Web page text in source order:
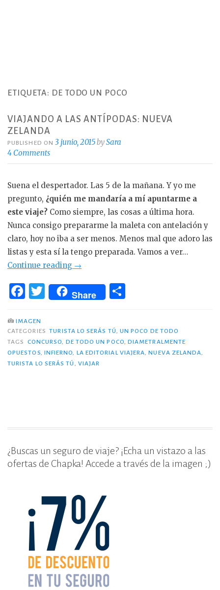
ETIQUETA: DE TODO UN POCO
VIAJANDO A LAS ANTÍPODAS: NUEVA
ZELANDA
PUBLISHED ON3 junio, 2015bySara
4 Comments
Suena el despertador. Las 5 de la mañana. Y yo me
pregunto, ¿quién me mandaría a mí apuntarme a
este viaje? Como siempre, las cosas a última hora.
Nunca consigo prepararme la maleta con antelación y
claro, hoy no iba a ser menos. Menos mal que adoro las
listas y esta sí la tengo preparada. Vamos a ver…
Continue reading «Viajando
las
Zelanda»
→
F
c
e
b
o
T
w
te
r
Share
p
ar
IMAGEN
CATEGORIES TURISTA LO SERÁS TÚ
UN POCO DE TODO
TAGS
CONCURSO DE TODO UN POCO DIAMETRALMENTE
OPUESTOS INFIERNO LA EDITORIAL VIAJERA ,NUEVA ZELANDA
TURISTA LO SERÁS TÚ
VIAJAR
¿Buscas un seguro de viaje? ¡Echa un vistazo a las
ofertas de Chapka! Accede a través de la imagen ;)